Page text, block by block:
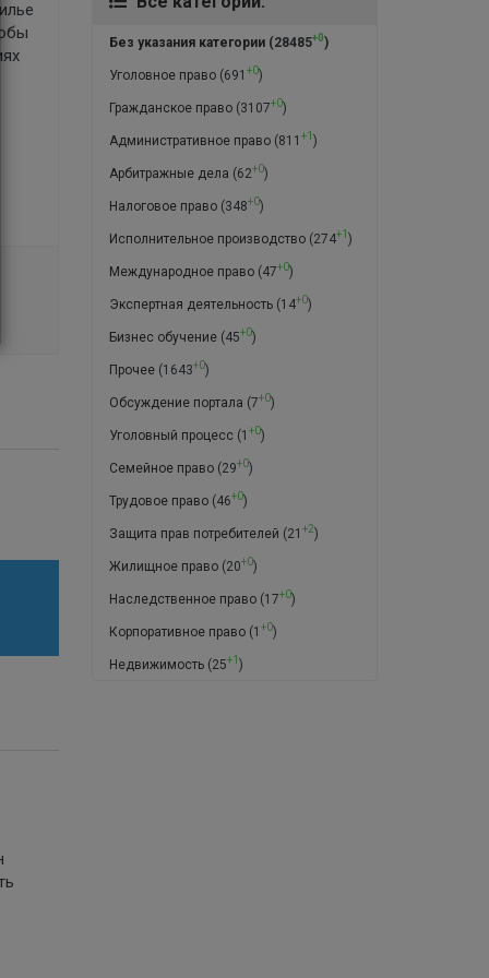
Без указания категории(28485+0)
Уголовное право(691 +0)
Гражданское право(3107+0)
Административное право(811 +1 )
Арбитражные дела (62+0)
Налоговое право(348+0)
Исполнительное производство(274+1 )
Международное право(47+0)
Экспертная деятельность(14+0)
Бизнес обучение(45+0)
Прочее(1643+0)
Обсуждение портала (7+0)
Уголовный процесс (1 +0)
Семейное право(29+0)
Трудовое право(46+0)
Защита прав потребителей (21 +2)
Жилищное право(20+0)
Наследственное право(17+0)
Корпоративное право(1 +0)
Недвижимость(25+1 )